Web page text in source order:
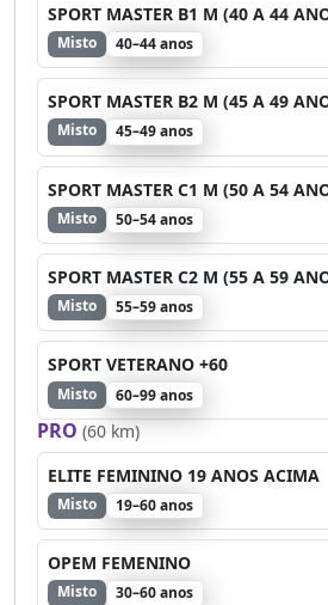
SPORT MASTER B1 M (40 A 44
Misto 40–44 anos
SPORT MASTER B2 M (45 A 49
Misto 45–49 anos
SPORT MASTER C1 M (50 A 54
Misto 50–54 anos
SPORT MASTER C2 M (55 A 59
Misto 55–59 anos
SPORT VETERANO +60
Misto 60–99 anos
PRO (60 km)
ELITE FEMININO 19 ANOS ACIMA
Misto 19–60 anos
OPEM FEMENINO
Misto 30–60 anos